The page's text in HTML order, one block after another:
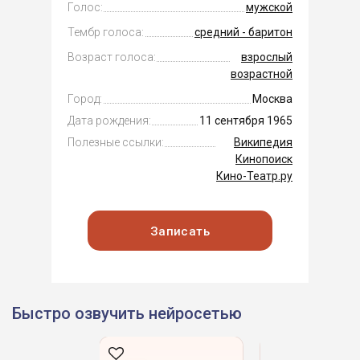
Голос:
мужской
Тембр голоса:
средний - баритон
Возраст голоса:
взрослый
возрастной
Город:
Москва
Дата рождения:
11 сентября 1965
Полезные ссылки:
Википедия
Кинопоиск
Кино-Театр.ру
Записать
Быстро озвучить нейросетью